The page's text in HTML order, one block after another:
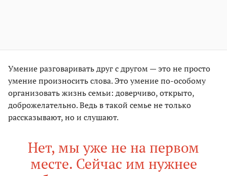
Умение разговаривать друг с другом — это не просто
умение произносить слова. Это умение по-особому
организовать жизнь семьи: доверчиво, открыто,
доброжелательно. Ведь в такой семье не только
рассказывают, но и слушают.
Нет, мы уже не на первом
месте. Сейчас им нужнее